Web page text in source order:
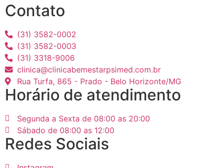
Contato
(31) 3582-0002
(31) 3582-0003
(31) 3318-9006
clinica@clinicabemestarpsimed.com.br
Rua Turfa, 865 - Prado - Belo Horizonte/MG
Horário de atendimento
Segunda a Sexta de 08:00 as 20:00
Sábado de 08:00 as 12:00
Redes Sociais